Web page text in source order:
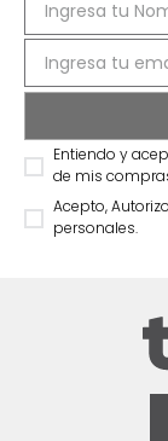
Entiendo y
de mis
Acepto,
personales.